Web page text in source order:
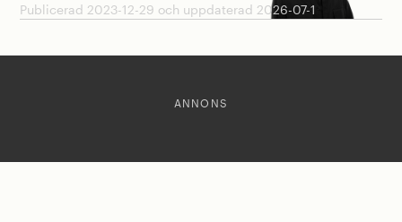
Publicerad 2023-12-29 och uppdaterad 2026-07-1
ANNONS